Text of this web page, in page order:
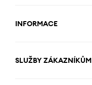
INFORMACE
SLUŽBY ZÁKAZNÍKŮM